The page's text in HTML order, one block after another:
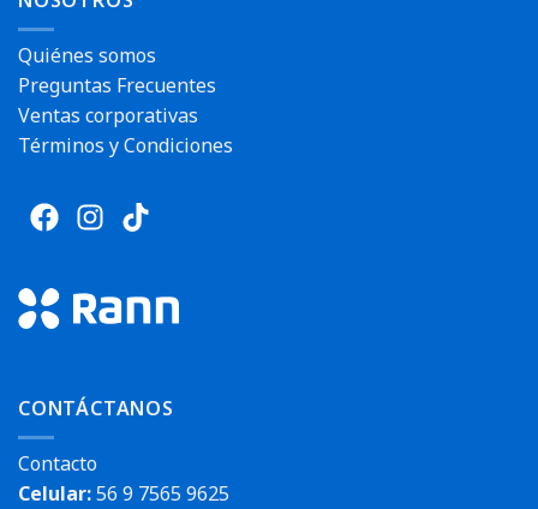
Quiénes somos
Preguntas Frecuentes
Ventas corporativas
Términos y Condiciones
CONTÁCTANOS
Contacto
Celular:56 9 7565 9625